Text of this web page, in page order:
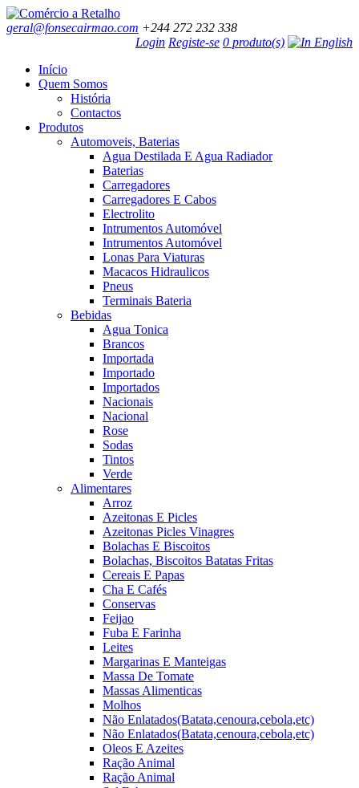
geral@fonsecairmao.com +244 272 232 338
Login Registe-se 0 produto(s)
Início
Quem Somos
História
Contactos
Produtos
Automoveis, Baterias
Agua Destilada E Agua Radiador
Baterias
Carregadores
Carregadores E Cabos
Electrolito
Intrumentos Automóvel
Intrumentos Automóvel
Lonas Para Viaturas
Macacos Hidraulicos
Pneus
Terminais Bateria
Bebidas
Agua Tonica
Brancos
Importada
Importado
Importados
Nacionais
Nacional
Rose
Sodas
Tintos
Verde
Alimentares
Arroz
Azeitonas E Picles
Azeitonas Picles Vinagres
Bolachas E Biscoitos
Bolachas, Biscoitos Batatas Fritas
Cereais E Papas
Cha E Cafés
Conservas
Feijao
Fuba E Farinha
Leites
Margarinas E Manteigas
Massa De Tomate
Massas Alimenticas
Molhos
Não Enlatados(Batata,cenoura,cebola,etc)
Não Enlatados(Batata,cenoura,cebola,etc)
Oleos E Azeites
Ração Animal
Ração Animal